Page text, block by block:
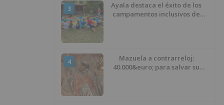
3
Ayala destaca el éxito de los
campamentos inclusivos de
4
Mazuela a contrarreloj:
40.000&euro; para salvar su